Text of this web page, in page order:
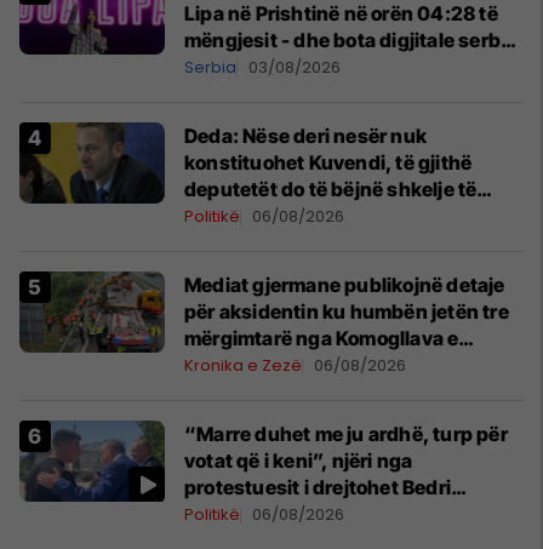
Lipa në Prishtinë në orën 04:28 të
mëngjesit - dhe bota digjitale serbe
shpall gjendjen e luftës
Serbia 03/08/2026
Deda: Nëse deri nesër nuk
konstituohet Kuvendi, të gjithë
deputetët do të bëjnë shkelje të
rëndë kushtetuese
Politikë 06/08/2026
Mediat gjermane publikojnë detaje
për aksidentin ku humbën jetën tre
mërgimtarë nga Komogllava e
Ferizajt
Kronika e Zezë 06/08/2026
“Marre duhet me ju ardhë, turp për
votat që i keni”, njëri nga
protestuesit i drejtohet Bedri
Hamzës
Politikë 06/08/2026